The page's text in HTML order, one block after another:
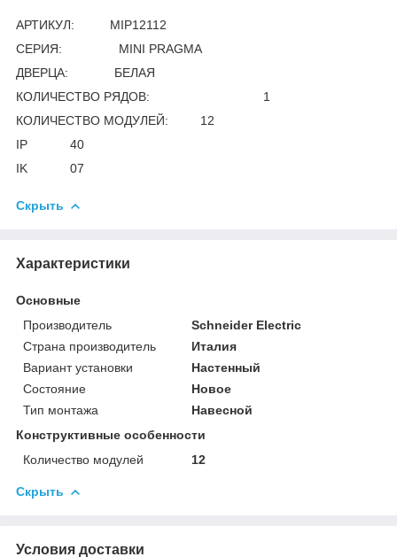
АРТИКУЛ: MIP12112
СЕРИЯ: MINI PRAGMA
ДВЕРЦА: БЕЛАЯ
КОЛИЧЕСТВО РЯДОВ: 1
КОЛИЧЕСТВО МОДУЛЕЙ: 12
IP 40
IK 07
Скрыть
Характеристики
Основные
Производитель
Schneider Electric
Страна производитель
Италия
Вариант установки
Настенный
Состояние
Новое
Тип монтажа
Навесной
Конструктивные особенности
Количество модулей
12
Скрыть
Условия доставки